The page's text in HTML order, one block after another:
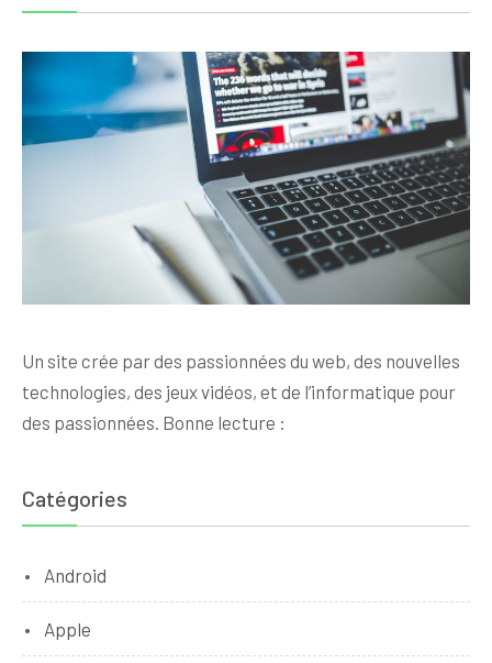
Un site crée par des passionnées du web, des nouvelles
technologies, des jeux vidéos, et de l’informatique pour
des passionnées. Bonne lecture :
Catégories
Android
Apple